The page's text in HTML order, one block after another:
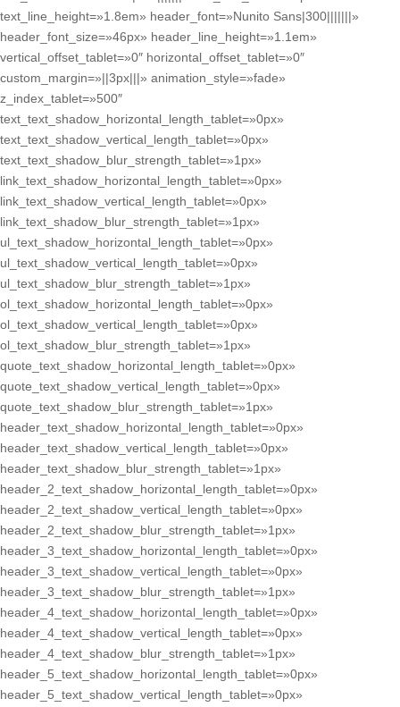
text_line_height=»1.8em» header_font=»Nunito Sans|300|||||||»
header_font_size=»46px» header_line_height=»1.1em»
vertical_offset_tablet=»0″ horizontal_offset_tablet=»0″
custom_margin=»||3px|||» animation_style=»fade»
z_index_tablet=»500″
text_text_shadow_horizontal_length_tablet=»0px»
text_text_shadow_vertical_length_tablet=»0px»
text_text_shadow_blur_strength_tablet=»1px»
link_text_shadow_horizontal_length_tablet=»0px»
link_text_shadow_vertical_length_tablet=»0px»
link_text_shadow_blur_strength_tablet=»1px»
ul_text_shadow_horizontal_length_tablet=»0px»
ul_text_shadow_vertical_length_tablet=»0px»
ul_text_shadow_blur_strength_tablet=»1px»
ol_text_shadow_horizontal_length_tablet=»0px»
ol_text_shadow_vertical_length_tablet=»0px»
ol_text_shadow_blur_strength_tablet=»1px»
quote_text_shadow_horizontal_length_tablet=»0px»
quote_text_shadow_vertical_length_tablet=»0px»
quote_text_shadow_blur_strength_tablet=»1px»
header_text_shadow_horizontal_length_tablet=»0px»
header_text_shadow_vertical_length_tablet=»0px»
header_text_shadow_blur_strength_tablet=»1px»
header_2_text_shadow_horizontal_length_tablet=»0px»
header_2_text_shadow_vertical_length_tablet=»0px»
header_2_text_shadow_blur_strength_tablet=»1px»
header_3_text_shadow_horizontal_length_tablet=»0px»
header_3_text_shadow_vertical_length_tablet=»0px»
header_3_text_shadow_blur_strength_tablet=»1px»
header_4_text_shadow_horizontal_length_tablet=»0px»
header_4_text_shadow_vertical_length_tablet=»0px»
header_4_text_shadow_blur_strength_tablet=»1px»
header_5_text_shadow_horizontal_length_tablet=»0px»
header_5_text_shadow_vertical_length_tablet=»0px»